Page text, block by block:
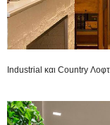
Industrial και Country Λοφτ